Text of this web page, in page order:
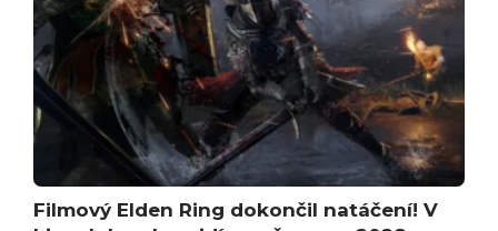
Filmový Elden Ring dokončil natáčení! V